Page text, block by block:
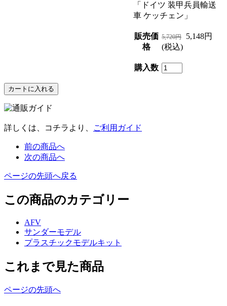
「ドイツ 装甲兵員輸送
車 ケッチェン」
販売価
格
5,720円
5,148円
(税込)
購入数
詳しくは、コチラより、 ご利用ガイド
前の商品へ
次の商品へ
ページの先頭へ戻る
この商品のカテゴリー
AFV
サンダーモデル
プラスチックモデルキット
これまで見た商品
ページの先頭へ